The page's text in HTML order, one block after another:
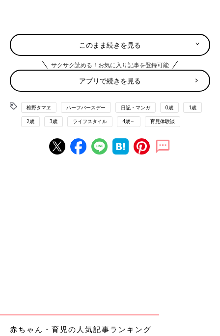
これまでのお話をまとめて読むのは
このまま続きを見る
サクサク読める！お気に入り記事を登録可能
アプリで続きを見る
椎野タマヱ ハーフバースデー 日記・マンガ 0歳 1歳
2歳 3歳 ライフスタイル 4歳～ 育児体験談
赤ちゃん・育児の人気記事ランキング